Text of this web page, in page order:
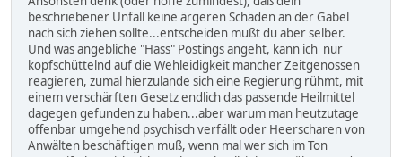
beschriebener Unfall keine ärgeren Schäden an der Gabel
nach sich ziehen sollte...entscheiden mußt du aber selber.
Und was angebliche "Hass" Postings angeht, kann ich nur
kopfschüttelnd auf die Wehleidigkeit mancher Zeitgenossen
reagieren, zumal hierzulande sich eine Regierung rühmt, mit
einem verschärften Gesetz endlich das passende Heilmittel
dagegen gefunden zu haben...aber warum man heutzutage
offenbar umgehend psychisch verfällt oder Heerscharen von
Anwälten beschäftigen muß, wenn mal wer sich im Ton